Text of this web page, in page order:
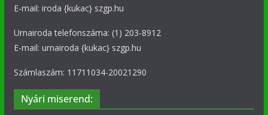
E-mail: iroda {kukac} szgp.hu
Urnairoda telefonszáma: (1) 203-8912
E-mail: urnairoda {kukac} szgp.hu
Számlaszám: 11711034-20021290
Nyári miserend: